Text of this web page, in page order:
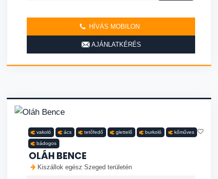
HÍVÁS MOBILON
AJÁNLATKÉRÉS
vakoló ács tetőfedő glettelő burkoló kőműves
bádogos
OLÁH BENCE
Kiszállok egész Szeged területén